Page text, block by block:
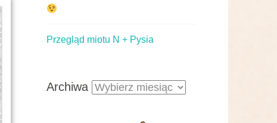
Przegląd miotu N + Pysia
Archiwa